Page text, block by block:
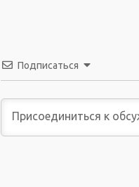
Подписаться